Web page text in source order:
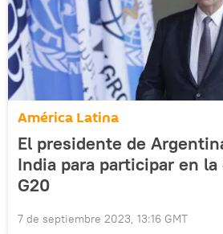
América Latina
El presidente de
India para participar en
G20
7 de septiembre 2023, 13:16 GMT